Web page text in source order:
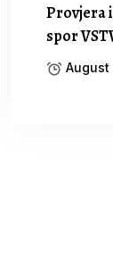
Provjera
spor
August